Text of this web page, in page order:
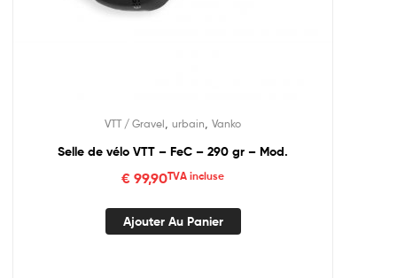
VTT / Gravel urbain Vanko
Selle de vélo VTT – FeC – 290 gr – Mod.
€ 99,90TVA incluse
Ajouter Au Panier